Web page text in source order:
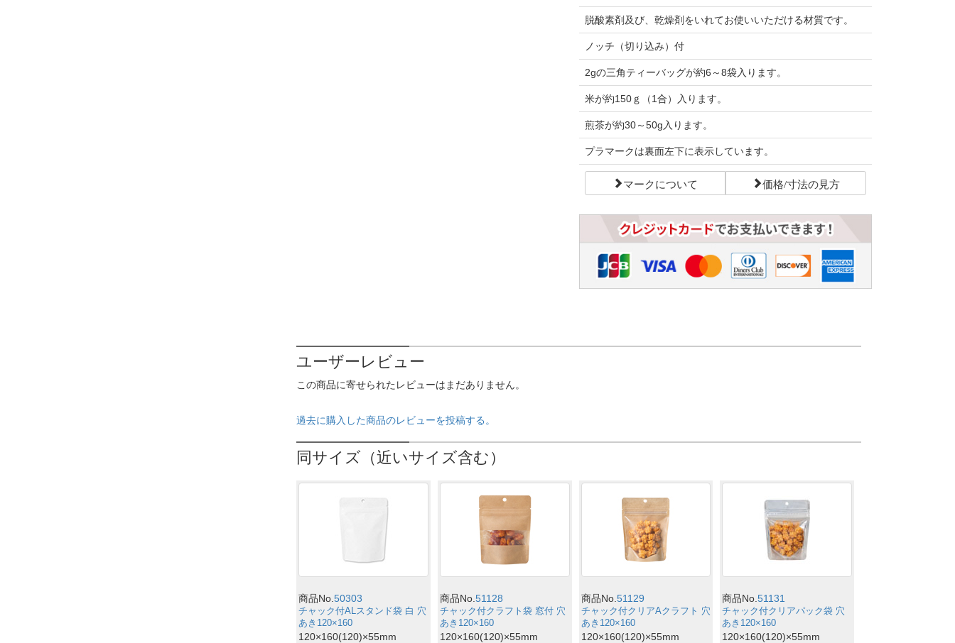
脱酸素剤及び、乾燥剤をいれてお使いいただける材質です。
ノッチ（切り込み）付
2gの三角ティーバッグが約6～8袋入ります。
米が約150ｇ（1合）入ります。
煎茶が約30～50g入ります。
プラマークは裏面左下に表示しています。
マークについて 価格/寸法の見方
ユーザーレビュー
この商品に寄せられたレビューはまだありません。
過去に購入した商品のレビューを投稿する。
同サイズ（近いサイズ含む）
商品No. 50303
チャック付ALスタンド袋 白 穴
あき120×160
120×160(120)×55mm
商品No. 51128
チャック付クラフト袋 窓付 穴
あき120×160
120×160(120)×55mm
商品No. 51129
チャック付クリアAクラフト 穴
あき120×160
120×160(120)×55mm
商品No.51131
チャック付クリアパック袋 穴
あき120×160
120×160(120)×55mm